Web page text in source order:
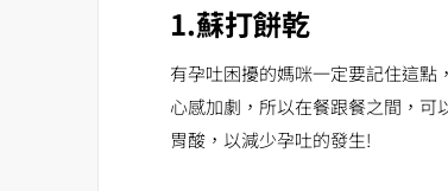
1.蘇打餅乾
有孕吐困擾的媽咪一定要記住這
心感加劇，所以在餐跟餐之間，
胃酸，以減少孕吐的發生!